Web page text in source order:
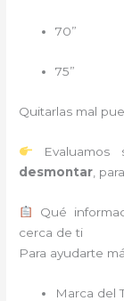
70”
75”
Quitarlas mal
desmontar ,
Qué
cerca de ti
Para ayudarte
Marca del